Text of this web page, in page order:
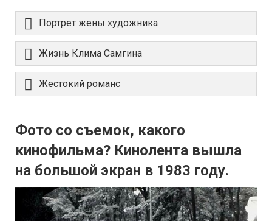
Портрет жены художника
Жизнь Клима Самгина
Жестокий романс
Фото со съемок, какого
кинофильма? Кинолента вышла
на большой экран в 1983 году.